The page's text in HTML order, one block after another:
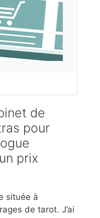
de
pour
prix
située à
de tarot. J’ai